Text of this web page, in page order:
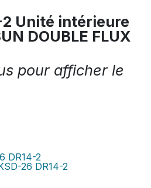
2 Unité intérieure
DOUBLE FLUX
pour afficher le
DR14-2
26 DR14-2